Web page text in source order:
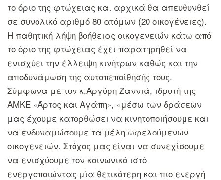
το όριο της φτώχειας και αρχικά θα απευθυνθεί
σε συνολικό αριθμό 80 ατόμων (20 οικογένειες).
Η παθητική λήψη βοήθειας οικογενειών κάτω από
το όριο της φτώχειας έχει παρατηρηθεί να
ενισχύει την έλλειψη κινήτρων καθώς και την
αποδυνάμωση της αυτοπεποίθησής τους.
Σύμφωνα με τον κ.Αργύρη Ζαννιά, ιδρυτή της
ΑΜΚΕ «Άρτος και Αγάπη», «μέσω των δράσεων
μας έχουμε κατορθώσει να κινητοποιήσουμε και
να ενδυναμώσουμε τα μέλη ωφελούμενων
οικογενειών. Στόχος μας είναι να συνεχίσουμε
να ενισχύουμε τον κοινωνικό ιστό
ενεργοποιώντας μία θετικότερη και πιο ενεργή